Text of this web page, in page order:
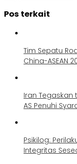
Pos terkait
Tim Sepatu
China-ASEAN
Iran Tegaskan
AS Penuhi
Psikilog:
Integritas